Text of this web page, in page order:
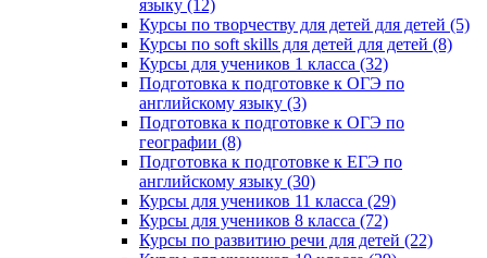
языку (12)
Курсы по творчеству для детей для детей (5)
Курсы по soft skills для детей для детей (8)
Курсы для учеников 1 класса (32)
Подготовка к подготовке к ОГЭ по
английскому языку (3)
Подготовка к подготовке к ОГЭ по
географии (8)
Подготовка к подготовке к ЕГЭ по
английскому языку (30)
Курсы для учеников 11 класса (29)
Курсы для учеников 8 класса (72)
Курсы по развитию речи для детей (22)